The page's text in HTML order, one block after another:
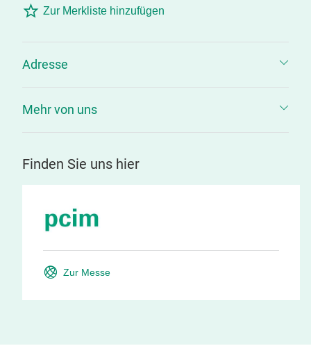
Zur Merkliste hinzufügen
Adresse
Mehr von uns
Finden Sie uns hier
Zur Messe